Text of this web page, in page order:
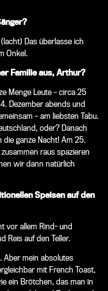
(lacht) Das überlasse ich
Onkel.
Familie aus, Arthur?
Menge Leute – circa 25
Dezember abends und
– am liebsten Tabu.
oder? Danach
ganze Nacht! Am 25.
raus spazieren
wir dann natürlich
Speisen auf den
vor allem Rind- und
Reis auf den Teller.
Aber mein absolutes
mit French Toast,
ein Brötchen, das man in